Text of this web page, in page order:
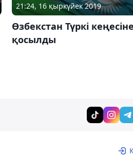
21:24, 16 қыркүйек 2019
Өзбекстан Түркі
қосылды